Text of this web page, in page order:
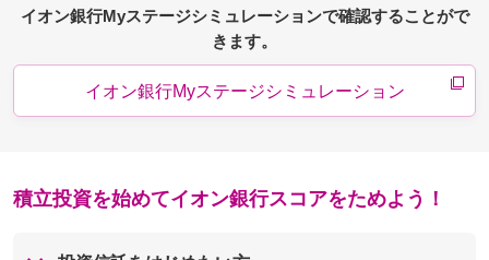
イオン銀行Myステージシミュレーションで確認することがで
きます。
イオン銀行Myステージシミュレーション
積立投資を始めてイオン銀行スコアをためよう！